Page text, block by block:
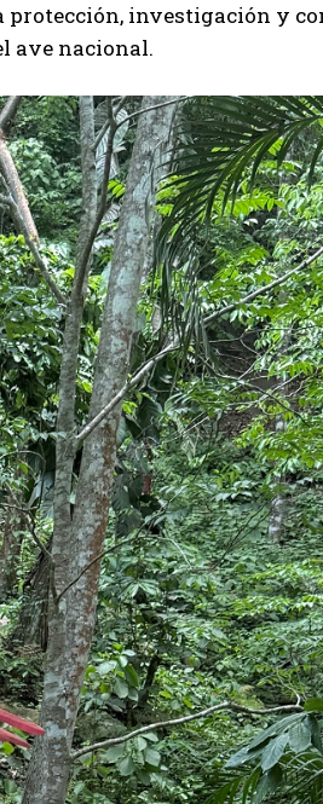
protección, investigación y
ave nacional.